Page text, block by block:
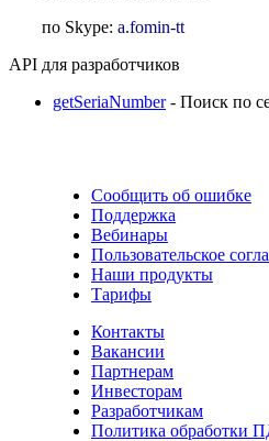
по Skype: a.fomin-tt
API для разработчиков
getSeriaNumber- Поиск по
Сообщить об ошибке
Поддержка
Вебинары
Пользовательское
Наши продукты
Тарифы
Контакты
Вакансии
Партнерам
Инвесторам
Разработчикам
Политика обработки